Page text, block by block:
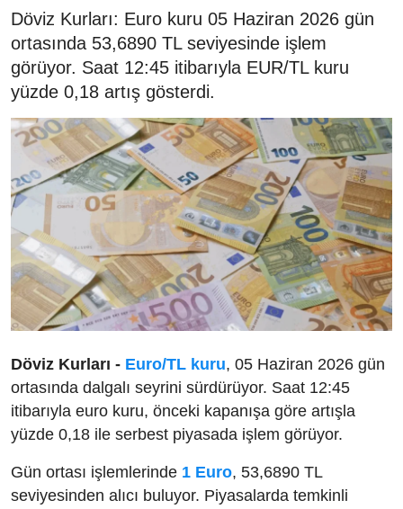
Döviz Kurları: Euro kuru 05 Haziran 2026 gün
ortasında 53,6890 TL seviyesinde işlem
görüyor. Saat 12:45 itibarıyla EUR/TL kuru
yüzde 0,18 artış gösterdi.
Döviz Kurları - Euro/TL kuru, 05 Haziran 2026 gün
ortasında dalgalı seyrini sürdürüyor. Saat 12:45
itibarıyla euro kuru, önceki kapanışa göre artışla
yüzde 0,18 ile serbest piyasada işlem görüyor.
Gün ortası işlemlerinde 1 Euro, 53,6890 TL
seviyesinden alıcı buluyor. Piyasalarda temkinli